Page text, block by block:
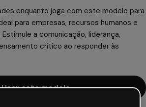
enquanto joga com este modelo para
para empresas, recursos humanos e
a comunicação, liderança,
crítico ao responder às
Usar este modelo